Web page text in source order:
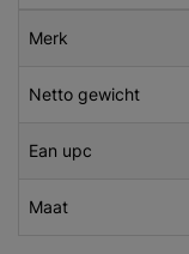
Merk
Netto gewicht
Ean upc
Maat